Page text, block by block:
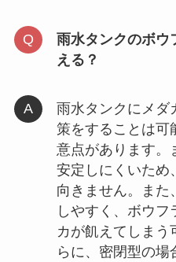
雨水タンクのボウ
える？
雨水タンクにメダ
策をすることは可
意点があります。
安定しにくいため
向きません。また
しやすく、ボウ
カが飢えてしまう
らに、密閉型の場